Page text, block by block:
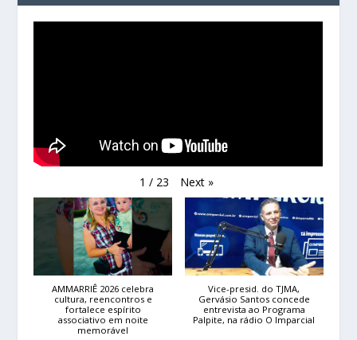
1 / 23 Next »
AMMARRIÊ 2026 celebra
cultura, reencontros e
fortalece espírito
associativo em noite
memorável
Vice-presid. do TJMA,
Gervásio Santos concede
entrevista ao Programa
Palpite, na rádio O Imparcial